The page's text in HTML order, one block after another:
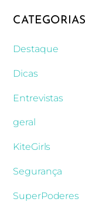
CATEGORIAS
Destaque
Dicas
Entrevistas
geral
KiteGirls
Segurança
SuperPoderes